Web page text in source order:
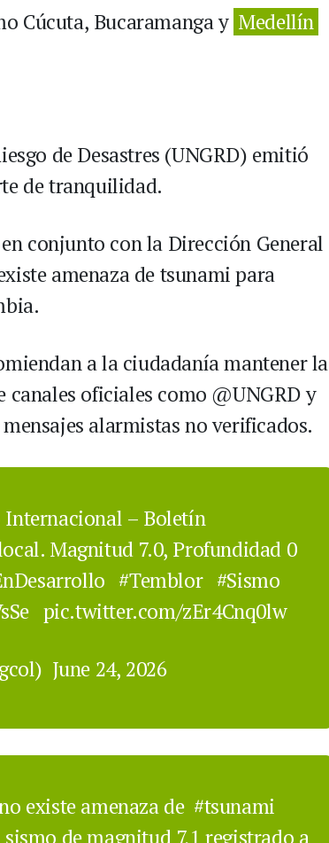
Cúcuta, Bucaramanga y Medellín
de Desastres (UNGRD) emitió
de tranquilidad.
conjunto con la Dirección General
amenaza de tsunami para
a la ciudadanía mantener la
oficiales como @UNGRD y
alarmistas no verificados.
Internacional – Boletín
Magnitud 7.0, Profundidad 0
#Temblor #Sismo
pic.twitter.com/zEr4Cnq0lw
June 24, 2026
existe amenaza de #tsunami